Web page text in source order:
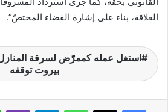
العلاقة، بناء على إشارة القضاء المختصّ”.
استغل عمله كممرّض لسرقة
بيروت توقفه
واتساب تيلقرام